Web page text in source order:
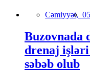
Cəmiyyət,
Buzovnada
drenaj işləri
səbəb olub